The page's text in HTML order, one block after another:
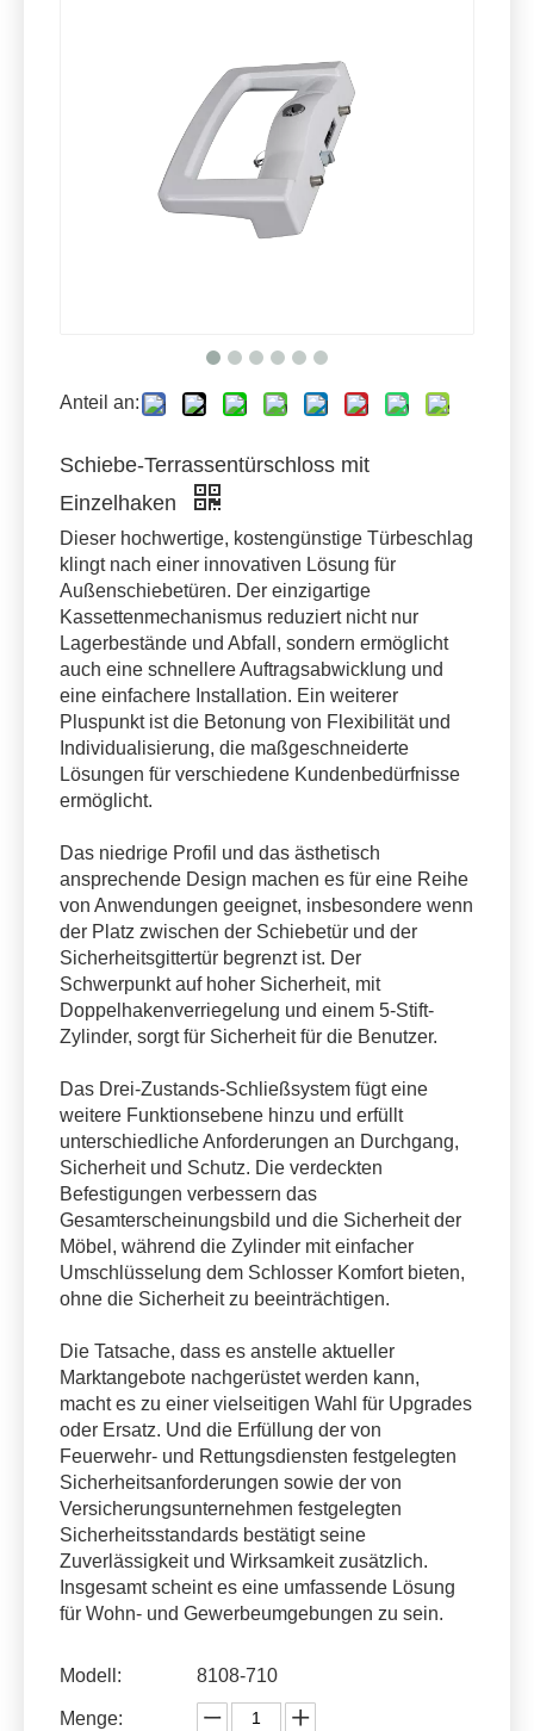
Anteil an:
Schiebe-Terrassentürschloss mit
Einzelhaken
Dieser hochwertige, kostengünstige Türbeschlag
klingt nach einer innovativen Lösung für
Außenschiebetüren. Der einzigartige
Kassettenmechanismus reduziert nicht nur
Lagerbestände und Abfall, sondern ermöglicht
auch eine schnellere Auftragsabwicklung und
eine einfachere Installation. Ein weiterer
Pluspunkt ist die Betonung von Flexibilität und
Individualisierung, die maßgeschneiderte
Lösungen für verschiedene Kundenbedürfnisse
ermöglicht.
Das niedrige Profil und das ästhetisch
ansprechende Design machen es für eine Reihe
von Anwendungen geeignet, insbesondere wenn
der Platz zwischen der Schiebetür und der
Sicherheitsgittertür begrenzt ist. Der
Schwerpunkt auf hoher Sicherheit, mit
Doppelhakenverriegelung und einem 5-Stift-
Zylinder, sorgt für Sicherheit für die Benutzer.
Das Drei-Zustands-Schließsystem fügt eine
weitere Funktionsebene hinzu und erfüllt
unterschiedliche Anforderungen an Durchgang,
Sicherheit und Schutz. Die verdeckten
Befestigungen verbessern das
Gesamterscheinungsbild und die Sicherheit der
Möbel, während die Zylinder mit einfacher
Umschlüsselung dem Schlosser Komfort bieten,
ohne die Sicherheit zu beeinträchtigen.
Die Tatsache, dass es anstelle aktueller
Marktangebote nachgerüstet werden kann,
macht es zu einer vielseitigen Wahl für Upgrades
oder Ersatz. Und die Erfüllung der von
Feuerwehr- und Rettungsdiensten festgelegten
Sicherheitsanforderungen sowie der von
Versicherungsunternehmen festgelegten
Sicherheitsstandards bestätigt seine
Zuverlässigkeit und Wirksamkeit zusätzlich.
Insgesamt scheint es eine umfassende Lösung
für Wohn- und Gewerbeumgebungen zu sein.
Modell: 8108-710
Menge: